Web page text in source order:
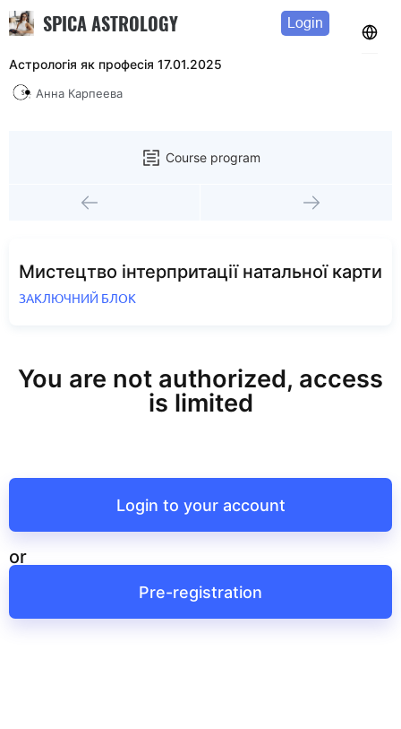
SPICA ASTROLOGY Login
Астрологія як професія 17.01.2025
Анна Карпеева
Course program
Мистецтво інтерпритації натальної карти
ЗАКЛЮЧНИЙ БЛОК
You are not authorized, access
is limited
Login to your account
or
Pre-registration